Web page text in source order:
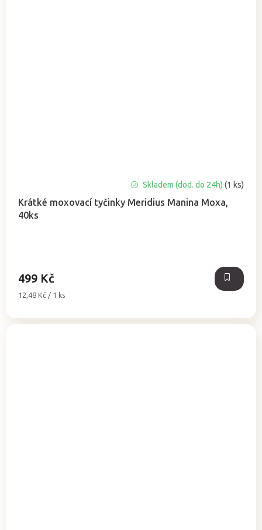
Krátké moxovací tyčinky Meridius Manina Moxa,
40ks
Skladem (dod. do 24h) (1 ks)
499 Kč
Měrná
12,48 Kč / 1 ks